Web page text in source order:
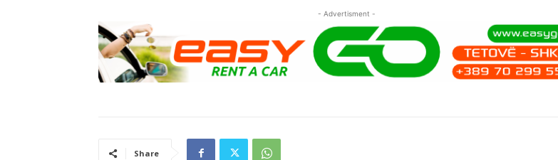
- Advertisment -
Share